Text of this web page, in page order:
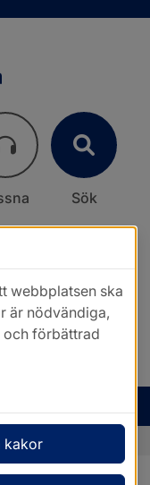
Sök
webbplatsen ska
är nödvändiga,
och förbättrad
kakor